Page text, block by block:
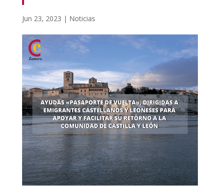
Jun 23, 2023 | Noticias